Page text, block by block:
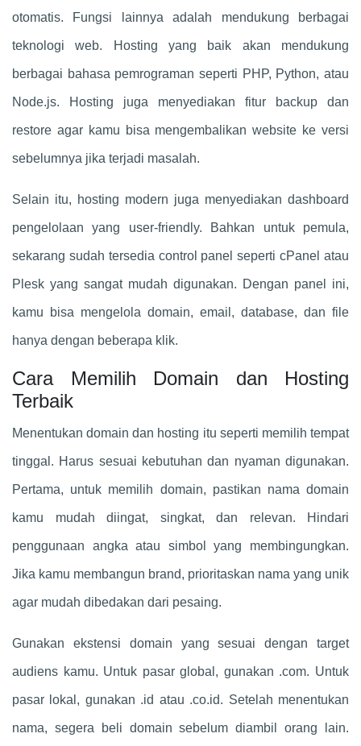
otomatis. Fungsi lainnya adalah mendukung berbagai
teknologi web. Hosting yang baik akan mendukung
berbagai bahasa pemrograman seperti PHP, Python, atau
Node.js. Hosting juga menyediakan fitur backup dan
restore agar kamu bisa mengembalikan website ke versi
sebelumnya jika terjadi masalah.
Selain itu, hosting modern juga menyediakan dashboard
pengelolaan yang user-friendly. Bahkan untuk pemula,
sekarang sudah tersedia control panel seperti cPanel atau
Plesk yang sangat mudah digunakan. Dengan panel ini,
kamu bisa mengelola domain, email, database, dan file
hanya dengan beberapa klik.
Cara Memilih Domain dan Hosting
Terbaik
Menentukan domain dan hosting itu seperti memilih tempat
tinggal. Harus sesuai kebutuhan dan nyaman digunakan.
Pertama, untuk memilih domain, pastikan nama domain
kamu mudah diingat, singkat, dan relevan. Hindari
penggunaan angka atau simbol yang membingungkan.
Jika kamu membangun brand, prioritaskan nama yang unik
agar mudah dibedakan dari pesaing.
Gunakan ekstensi domain yang sesuai dengan target
audiens kamu. Untuk pasar global, gunakan .com. Untuk
pasar lokal, gunakan .id atau .co.id. Setelah menentukan
nama, segera beli domain sebelum diambil orang lain.